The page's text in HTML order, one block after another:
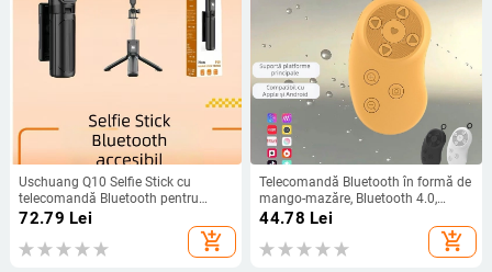
Uschuang Q10 Selfie Stick cu
telecomandă Bluetooth pentru
telefon – Compact și portabil, All-in-
One Storage, ABS + oțel inoxidabil,
230 g, pentru streaming live pe
72.79 Lei
add_shopping_cart
Telecomandă Bluetooth în formă de
mango-mazăre, Bluetooth 4.0,
material ABS, 20 g, model D.y
44.78 Lei
add_shopping_cart